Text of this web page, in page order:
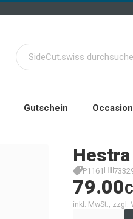
Gutschein
Hestra
P1161
79.00
inkl. MwSt., zzgl.